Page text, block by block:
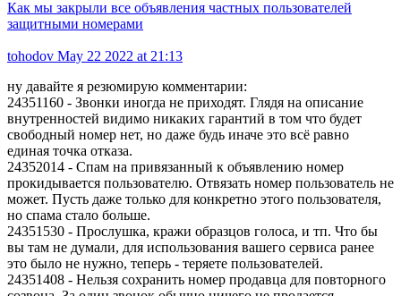
Как мы закрыли все объявления частных пользователей
защитными номерами
tohodov May 22 2022 at 21:13
ну давайте я резюмирую комментарии:
24351160 - Звонки иногда не приходят. Глядя на описание
внутренностей видимо никаких гарантий в том что будет
свободный номер нет, но даже будь иначе это всё равно
единая точка отказа.
24352014 - Спам на привязанный к объявлению номер
прокидывается пользователю. Отвязать номер пользователь не
может. Пусть даже только для конкретно этого пользователя,
но спама стало больше.
24351530 - Прослушка, кражи образцов голоса, и тп. Что бы
вы там не думали, для использования вашего сервиса ранее
это было не нужно, теперь - теряете пользователей.
24351408 - Нельзя сохранить номер продавца для повторного